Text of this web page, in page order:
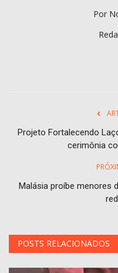
Por
Projeto Fortalecendo
cerimônia
Malásia proíbe menores
POSTS RELACIONADOS